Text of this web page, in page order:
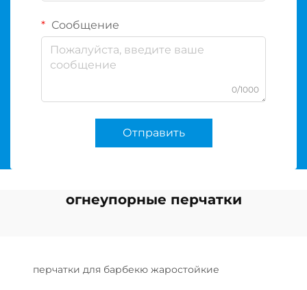
Сообщение
0/1000
Отправить
огнеупорные перчатки
перчатки для барбекю жаростойкие